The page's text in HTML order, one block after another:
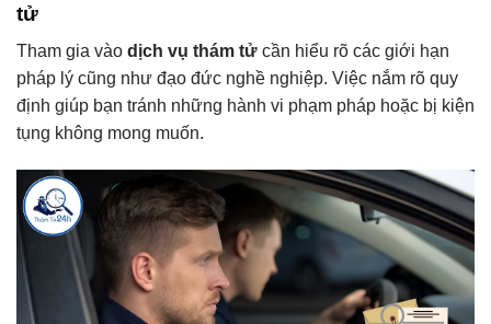
tử
Tham gia vào dịch vụ thám tử cần hiểu rõ các giới hạn
pháp lý cũng như đạo đức nghề nghiệp. Việc nắm rõ quy
định giúp bạn tránh những hành vi phạm pháp hoặc bị kiện
tụng không mong muốn.